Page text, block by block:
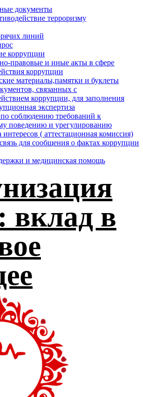
документы
терроризму
линий
коррупции
правовые и иные акты в сфере
коррупции
материалы,памятки и буклеты
связанных с
коррупции, для заполнения
экспертиза
соблюдению требований к
поведению и урегулированию
интересов ( аттестационная комиссия)
для сообщения о фактах коррупции
и медицинская помощь
вклад в